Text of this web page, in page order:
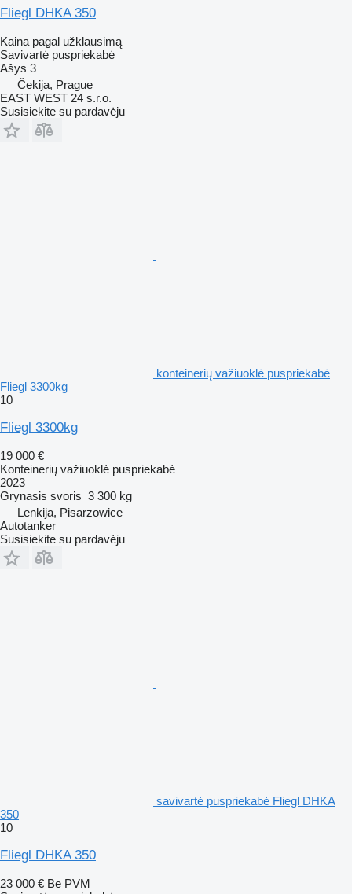
Fliegl DHKA 350
Kaina pagal užklausimą
Savivartė puspriekabė
Ašys 3
Čekija, Prague
EAST WEST 24 s.r.o.
Susisiekite su pardavėju
konteinerių važiuoklė puspriekabė
Fliegl 3300kg
10
Fliegl 3300kg
19 000 €
Konteinerių važiuoklė puspriekabė
2023
Grynasis svoris 3 300 kg
Lenkija, Pisarzowice
Autotanker
Susisiekite su pardavėju
savivartė puspriekabė Fliegl DHKA
350
10
Fliegl DHKA 350
23 000 € Be PVM